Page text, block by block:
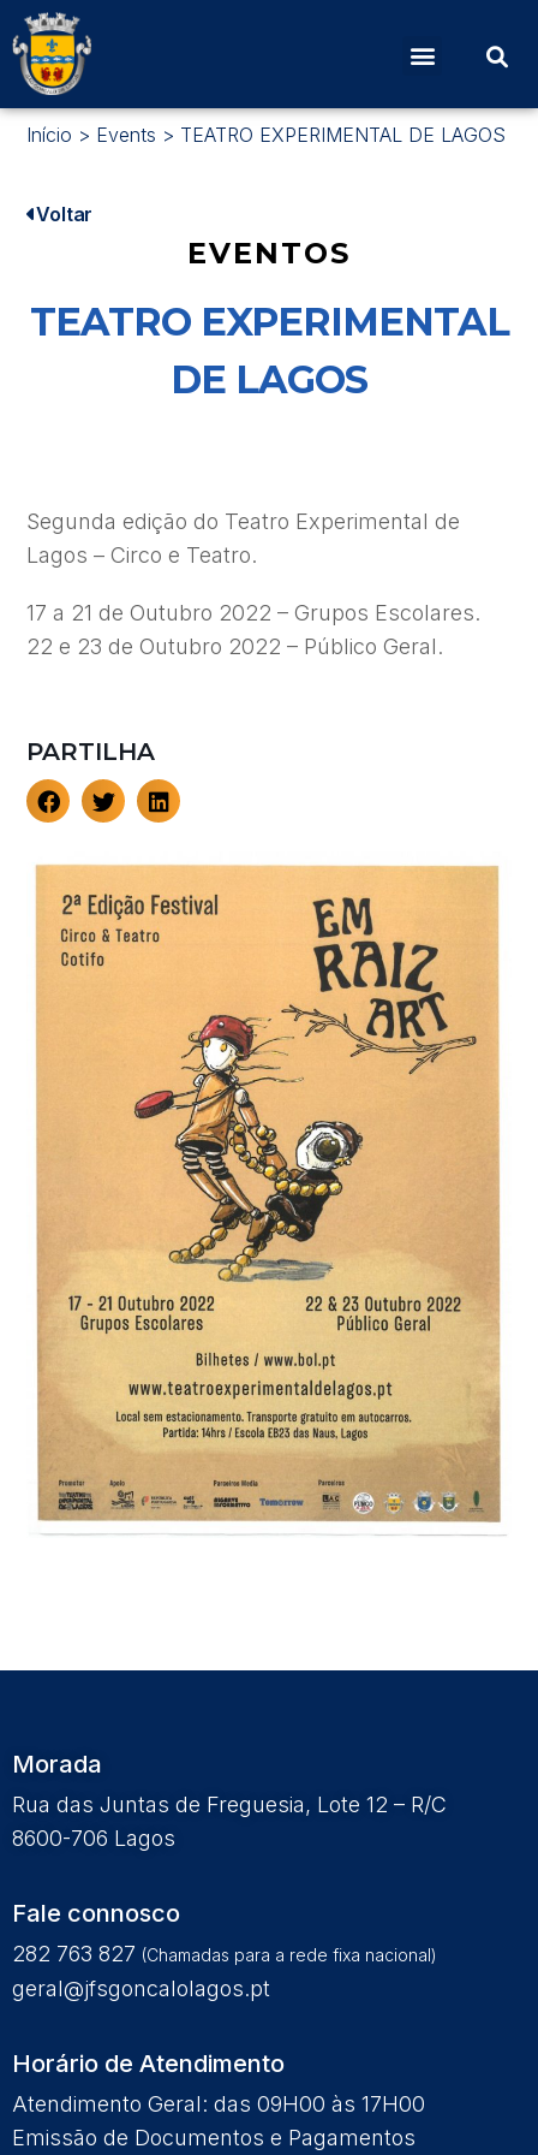
Início > Events > TEATRO EXPERIMENTAL DE LAGOS
Voltar
EVENTOS
TEATRO EXPERIMENTAL
DE LAGOS
Segunda edição do Teatro Experimental de
Lagos – Circo e Teatro.
17 a 21 de Outubro 2022 – Grupos Escolares.
22 e 23 de Outubro 2022 – Público Geral.
PARTILHA
Morada
Rua das Juntas de Freguesia, Lote 12 – R/C
8600-706 Lagos
Fale connosco
282 763 827 (Chamadas para a rede fixa nacional)
geral@jfsgoncalolagos.pt
Horário de Atendimento
Atendimento Geral: das 09H00 às 17H00
Emissão de Documentos e Pagamentos